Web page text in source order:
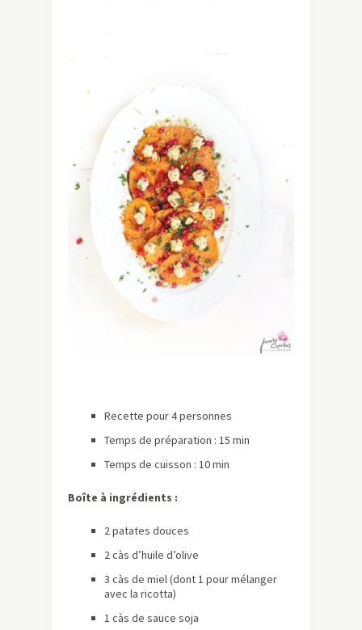
Recette pour 4 personnes
Temps de préparation : 15 min
Temps de cuisson : 10 min
Boîte à ingrédients :
2 patates douces
2 càs d’huile d’olive
3 càs de miel (dont 1 pour mélanger
avec la ricotta)
1 càs de sauce soja